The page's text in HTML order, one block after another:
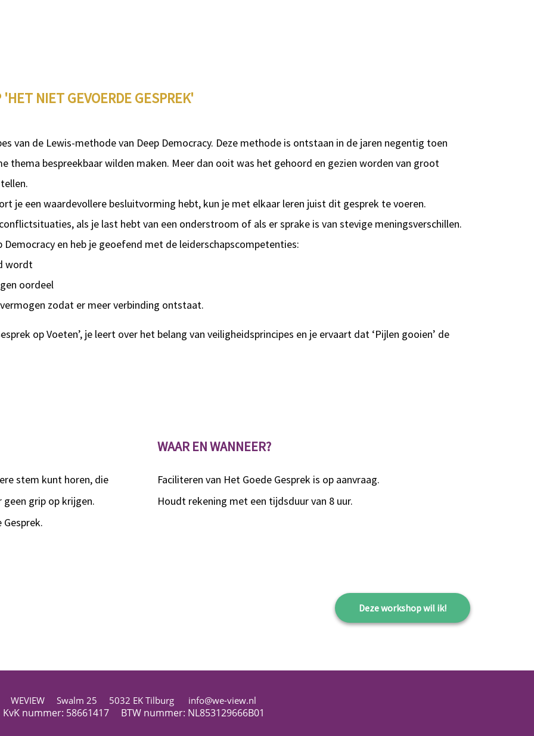
NIET GEVOERDE GESPREK'
van de Lewis-methode van Deep Democracy. Deze methode is ontstaan in de jaren negentig toen
thema bespreekbaar wilden maken. Meer dan ooit was het gehoord en gezien worden van groot
je een waardevollere besluitvorming hebt, kun je met elkaar leren juist dit gesprek te voeren.
als je last hebt van een onderstroom of als er sprake is van stevige meningsverschillen.
Democracy en heb je geoefend met de leiderschapscompetenties:
wordt
oordeel
zodat er meer verbinding ontstaat.
op Voeten’, je leert over het belang van veiligheidsprincipes en je ervaart dat ‘Pijlen gooien’ de
stem kunt horen, die
grip op krijgen.
WAAR EN WANNEER?
Faciliteren van Het Goede Gesprek is op aanvraag.
Houdt rekening met een tijdsduur van 8 uur.
Deze workshop wil ik!
WEVIEW Swalm 25 5032 EK Tilburg info@we-view.nl
KvK nummer: 58661417 BTW nummer: NL853129666B01